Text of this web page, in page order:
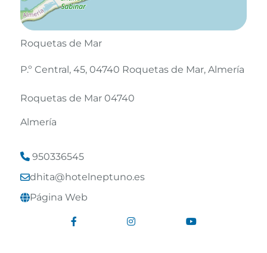
Leaflet
Roquetas de Mar
P.º Central, 45, 04740 Roquetas de Mar, Almería
Roquetas de Mar 04740
Almería
950336545
dhita@hotelneptuno.es
Página Web
Enlace a FacebookEnlace a Instagram
Enlace a